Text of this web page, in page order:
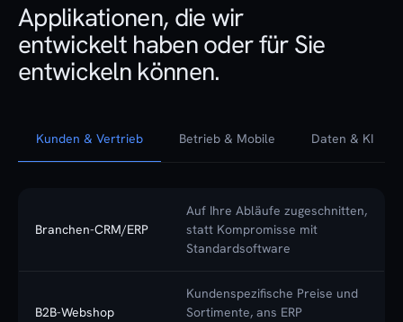
Applikationen, die wir
entwickelt haben oder für Sie
entwickeln können.
Kunden & Vertrieb Betrieb & Mobile Daten & KI
Branchen-CRM/ERP
Auf Ihre Abläufe zugeschnitten,
statt Kompromisse mit
Standardsoftware
B2B-Webshop
Kundenspezifische Preise und
Sortimente, ans ERP